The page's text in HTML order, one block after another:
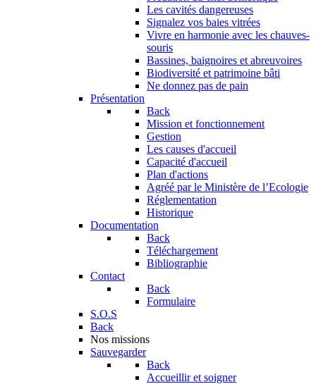
Les cavités dangereuses
Signalez vos baies vitrées
Vivre en harmonie avec les chauves-
souris
Bassines, baignoires et abreuvoires
Biodiversité et patrimoine bâti
Ne donnez pas de pain
Présentation
Back
Mission et fonctionnement
Gestion
Les causes d'accueil
Capacité d'accueil
Plan d'actions
Agréé par le Ministère de l’Ecologie
Réglementation
Historique
Documentation
Back
Téléchargement
Bibliographie
Contact
Back
Formulaire
S.O.S
Back
Nos missions
Sauvegarder
Back
Accueillir et soigner